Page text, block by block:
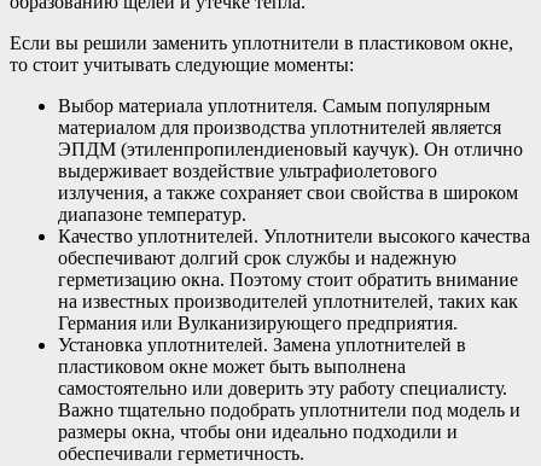
Если вы решили заменить уплотнители в пластиковом окне,
то стоит учитывать следующие моменты:
Выбор материала уплотнителя. Самым популярным
материалом для производства уплотнителей является
ЭПДМ (этиленпропилендиеновый каучук). Он отлично
выдерживает воздействие ультрафиолетового
излучения, а также сохраняет свои свойства в широком
диапазоне температур.
Качество уплотнителей. Уплотнители высокого качества
обеспечивают долгий срок службы и надежную
герметизацию окна. Поэтому стоит обратить внимание
на известных производителей уплотнителей, таких как
Германия или Вулканизирующего предприятия.
Установка уплотнителей. Замена уплотнителей в
пластиковом окне может быть выполнена
самостоятельно или доверить эту работу специалисту.
Важно тщательно подобрать уплотнители под модель и
размеры окна, чтобы они идеально подходили и
обеспечивали герметичность.